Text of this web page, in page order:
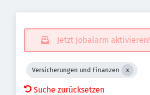
Jetzt Jobalarm aktivieren!
Versicherungen und Finanzen
Suche zurücksetzen